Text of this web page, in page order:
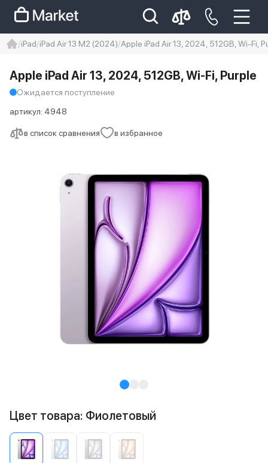
Iphone 14 pro max
айфон 14
iPad iPad Air 13 M2 (2024) Apple iPad Air 13, 2024, 512GB, Wi-Fi,
в список сравнения в избранное
Apple iPad Air 13, 2024, 512GB, Wi-Fi, Purple
Ожидается поступление
артикул: 4948
Цвет товара: Фиолетовый